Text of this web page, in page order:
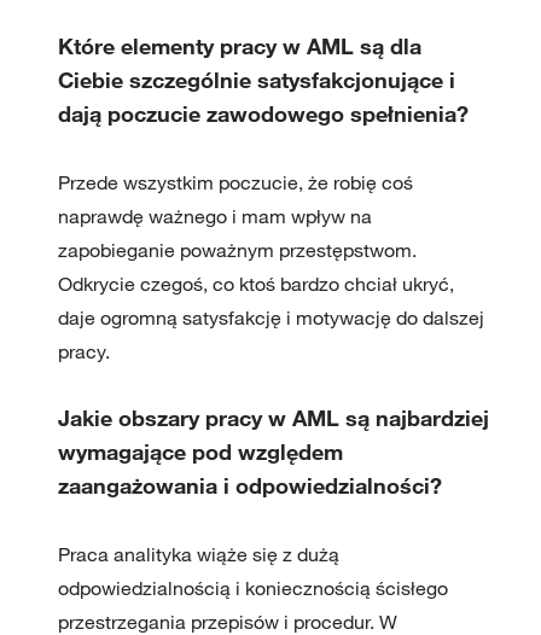
Które elementy pracy w AML są dla
Ciebie szczególnie satysfakcjonujące i
dają poczucie zawodowego spełnienia?
Przede wszystkim poczucie, że robię coś
naprawdę ważnego i mam wpływ na
zapobieganie poważnym przestępstwom.
Odkrycie czegoś, co ktoś bardzo chciał ukryć,
daje ogromną satysfakcję i motywację do dalszej
pracy.
Jakie obszary pracy w AML są najbardziej
wymagające pod względem
zaangażowania i odpowiedzialności?
Praca analityka wiąże się z dużą
odpowiedzialnością i koniecznością ścisłego
przestrzegania przepisów i procedur. W